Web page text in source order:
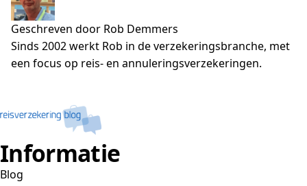
Geschreven door Rob Demmers
Sinds 2002 werkt Rob in de verzekeringsbranche, met
een focus op reis- en annuleringsverzekeringen.
Informatie
Blog